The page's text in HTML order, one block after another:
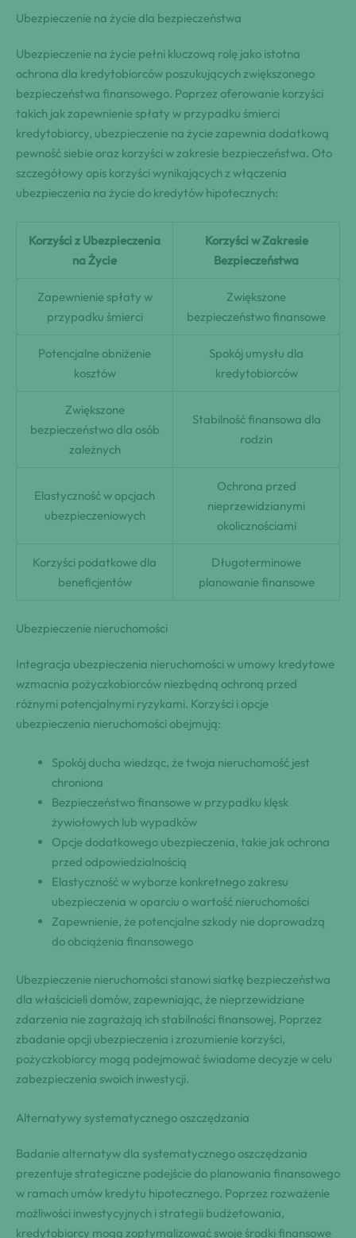
Ubezpieczenie na życie dla bezpieczeństwa
Ubezpieczenie na życie pełni kluczową rolę jako istotna
ochrona dla kredytobiorców poszukujących zwiększonego
bezpieczeństwa finansowego. Poprzez oferowanie korzyści
takich jak zapewnienie spłaty w przypadku śmierci
kredytobiorcy, ubezpieczenie na życie zapewnia dodatkową
pewność siebie oraz korzyści w zakresie bezpieczeństwa. Oto
szczegółowy opis korzyści wynikających z włączenia
ubezpieczenia na życie do kredytów hipotecznych:
Korzyści z Ubezpieczenia
na Życie
Korzyści w Zakresie
Bezpieczeństwa
Zapewnienie spłaty w
przypadku śmierci
Zwiększone
bezpieczeństwo finansowe
Potencjalne obniżenie
kosztów
Spokój umysłu dla
kredytobiorców
Zwiększone
bezpieczeństwo dla osób
zależnych
Stabilność finansowa dla
rodzin
Elastyczność w opcjach
ubezpieczeniowych
Ochrona przed
nieprzewidzianymi
okolicznościami
Korzyści podatkowe dla
beneficjentów
Długoterminowe
planowanie finansowe
Ubezpieczenie nieruchomości
Integracja ubezpieczenia nieruchomości w umowy kredytowe
wzmacnia pożyczkobiorców niezbędną ochroną przed
różnymi potencjalnymi ryzykami. Korzyści i opcje
ubezpieczenia nieruchomości obejmują:
Spokój ducha wiedząc, że twoja nieruchomość jest
chroniona
Bezpieczeństwo finansowe w przypadku klęsk
żywiołowych lub wypadków
Opcje dodatkowego ubezpieczenia, takie jak ochrona
przed odpowiedzialnością
Elastyczność w wyborze konkretnego zakresu
ubezpieczenia w oparciu o wartość nieruchomości
Zapewnienie, że potencjalne szkody nie doprowadzą
do obciążenia finansowego
Ubezpieczenie nieruchomości stanowi siatkę bezpieczeństwa
dla właścicieli domów, zapewniając, że nieprzewidziane
zdarzenia nie zagrażają ich stabilności finansowej. Poprzez
zbadanie opcji ubezpieczenia i zrozumienie korzyści,
pożyczkobiorcy mogą podejmować świadome decyzje w celu
zabezpieczenia swoich inwestycji.
Alternatywy systematycznego oszczędzania
Badanie alternatyw dla systematycznego oszczędzania
prezentuje strategiczne podejście do planowania finansowego
w ramach umów kredytu hipotecznego. Poprzez rozważenie
możliwości inwestycyjnych i strategii budżetowania,
kredytobiorcy mogą zoptymalizować swoje środki finansowe